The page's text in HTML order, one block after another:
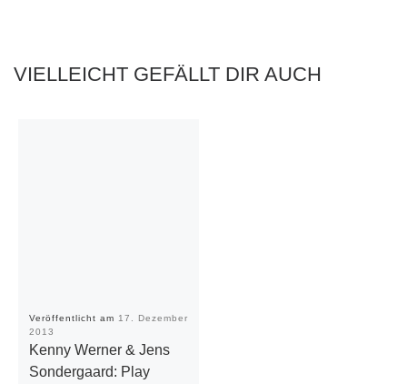
VIELLEICHT GEFÄLLT DIR AUCH
Veröffentlicht am 17. Dezember
2013
Kenny Werner & Jens
Sondergaard: Play